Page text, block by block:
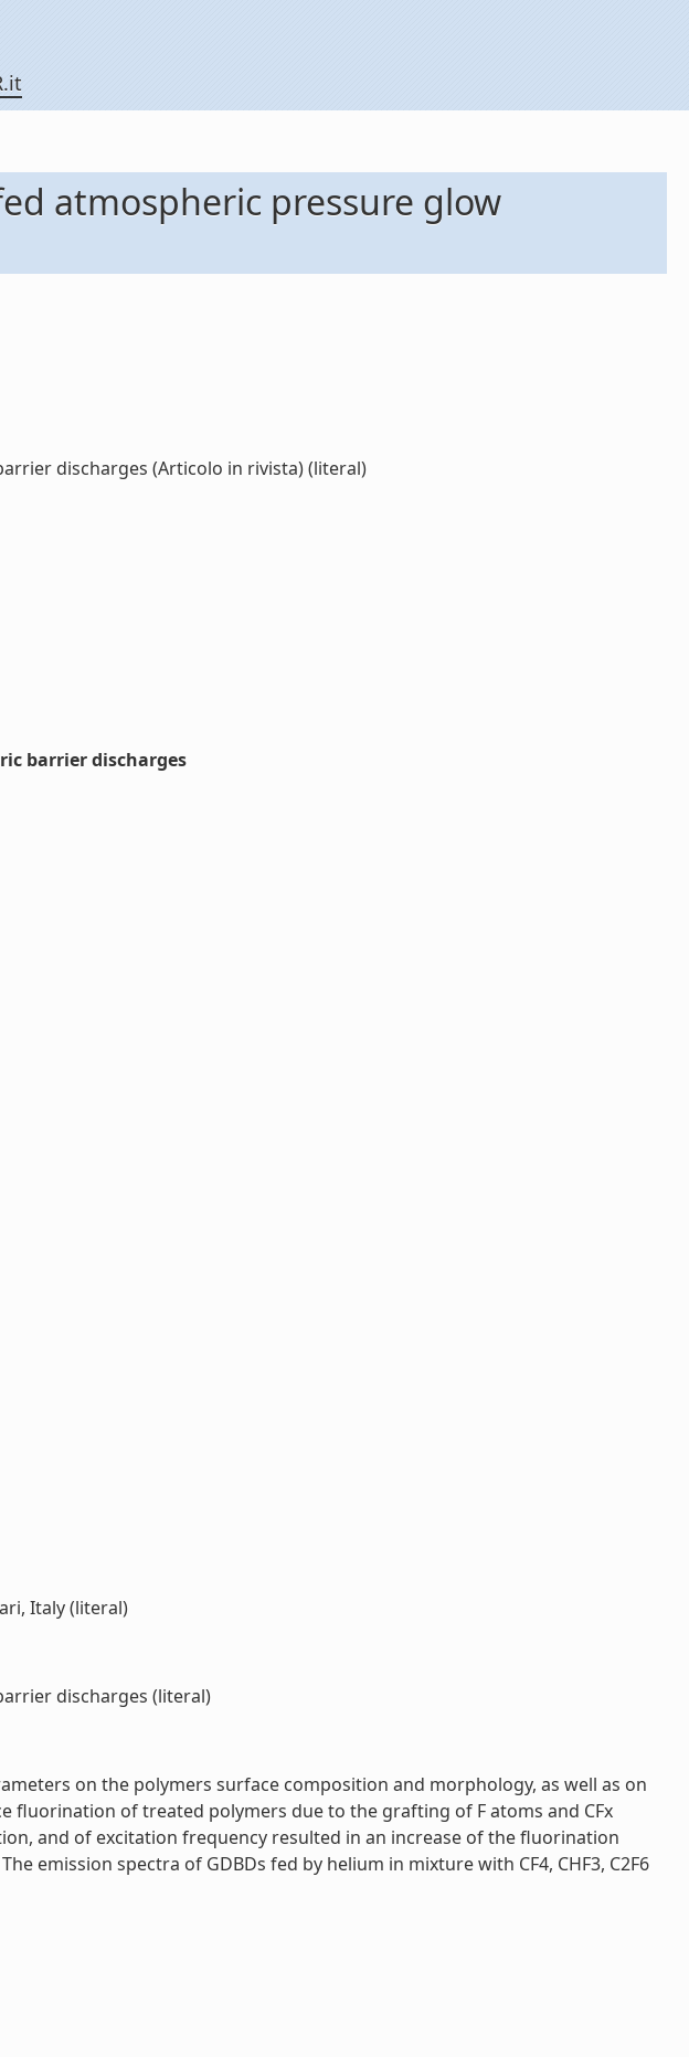
atmospheric pressure glow
discharges (Articolo in rivista) (literal)
barrier discharges
Italy (literal)
discharges (literal)
on the polymers surface composition and morphology, as well as on
fluorination of treated polymers due to the grafting of F atoms and CFx
and of excitation frequency resulted in an increase of the fluorination
emission spectra of GDBDs fed by helium in mixture with CF4, CHF3, C2F6